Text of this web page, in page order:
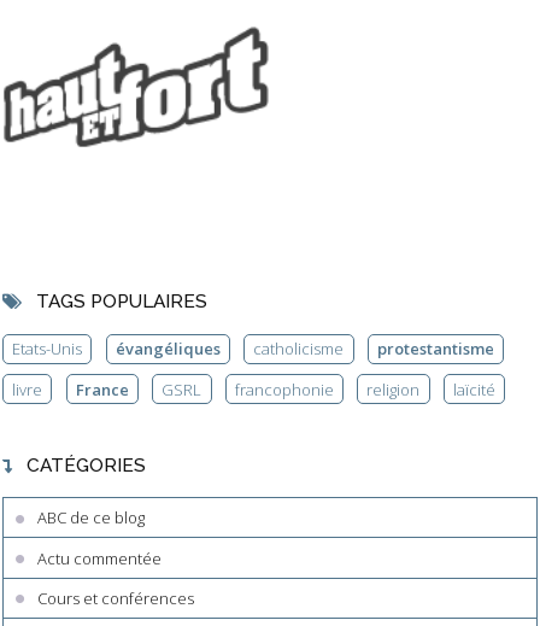
TAGS POPULAIRES
Etats-Unis évangéliques catholicisme
protestantisme
livre
France GSRL francophonie religion laïcité
CATÉGORIES
ABC de ce blog
Actu commentée
Cours et conférences